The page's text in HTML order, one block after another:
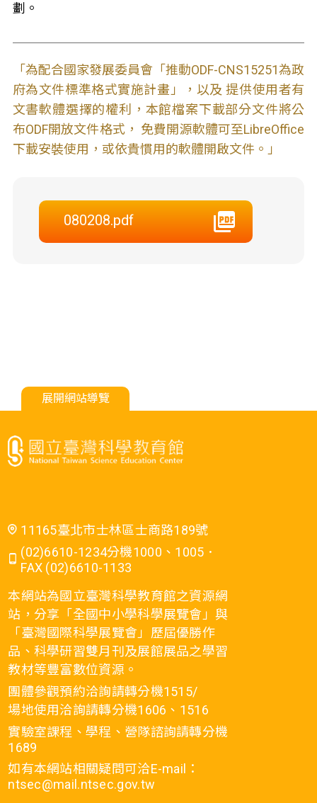
劃。
「為配合國家發展委員會「推動ODF-CNS15251為政
府為文件標準格式實施計畫」，以及 提供使用者有
文書軟體選擇的權利，本館檔案下載部分文件將公
布ODF開放文件格式， 免費開源軟體可至LibreOffice
下載安裝使用，或依貴慣用的軟體開啟文件。」
080208.pdf
展開網站導覽
11165臺北市士林區士商路189號
(02)6610-1234分機1000、1005．
FAX (02)6610-1133
本網站為國立臺灣科學教育館之資源網
站，分享「全國中小學科學展覽會」與
「臺灣國際科學展覽會」歷屆優勝作
品、科學研習雙月刊及展館展品之學習
教材等豐富數位資源。
團體參觀預約洽詢請轉分機1515/
場地使用洽詢請轉分機1606、1516
實驗室課程、學程、營隊諮詢請轉分機
1689
如有本網站相關疑問可洽E-mail：
ntsec@mail.ntsec.gov.tw